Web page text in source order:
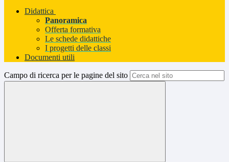
Didattica
Panoramica
Offerta formativa
Le schede didattiche
I progetti delle classi
Documenti utili
Campo di ricerca per le pagine del sito